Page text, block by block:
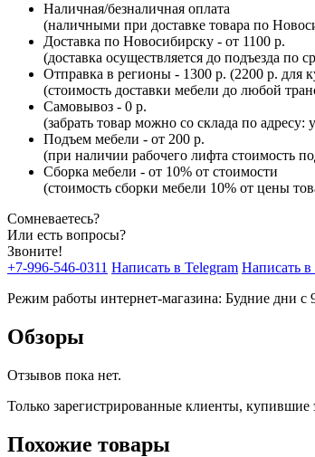
Наличная/безналичная оплата
(наличными при доставке товара по
Доставка по Новосибирску - от 1100 р.
(доставка осуществляется до подъезда по
Отправка в регионы - 1300 р. (2200 р. для
(стоимость доставки мебели до любой
Самовывоз - 0 р.
(забрать товар можно со склада по
Подъем мебели - от 200 р.
(при наличии рабочего лифта стоимость
Сборка мебели - от 10% от стоимости
(стоимость сборки мебели 10% от цены
Сомневаетесь?
Или есть вопросы?
Звоните!
+7-996-546-0311 Написать в Telegram Написать
Режим работы интернет-магазина: Будние дни с
Обзоры
Отзывов пока нет.
Только зарегистрированные клиенты, купившие
Похожие товары